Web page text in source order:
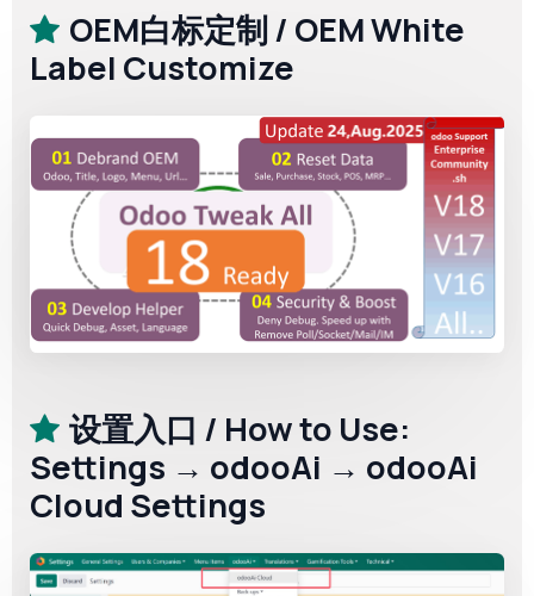
OEM白标定制 / OEM White
Label Customize
设置入口 / How to Use:
Settings → odooAi → odooAi
Cloud Settings